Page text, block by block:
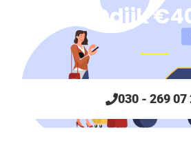
Odijk
030 - 269 07